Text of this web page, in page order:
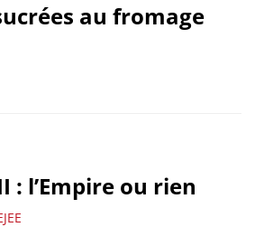
au fromage
: l’Empire ou rien